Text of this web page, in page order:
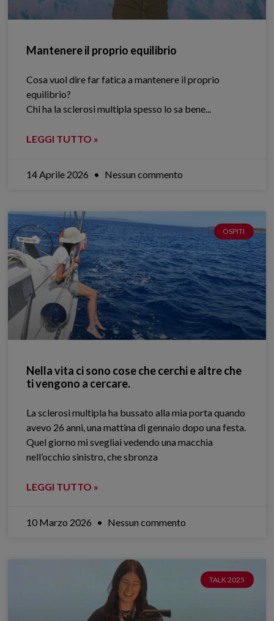
Mantenere il proprio equilibrio
Cosa vuol dire far fatica a mantenere il proprio
equilibrio?
Chi ha la sclerosi multipla spesso lo sa bene.​..
LEGGI TUTTO »
14 Aprile 2026 Nessun commento
OSPITI
Nella vita ci sono cose che cerchi e altre che
ti vengono a cercare.
La sclerosi multipla ha bussato alla mia porta quando
avevo 26 anni, una mattina di gennaio dopo una festa.
Quel giorno mi svegliai vedendo una macchia
nell’occhio sinistro, che sbronza
LEGGI TUTTO »
10 Marzo 2026 Nessun commento
TALK 2025